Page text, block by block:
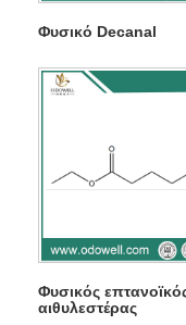
Φυσικό Decanal
Φυσικός
αιθυλεστέρας